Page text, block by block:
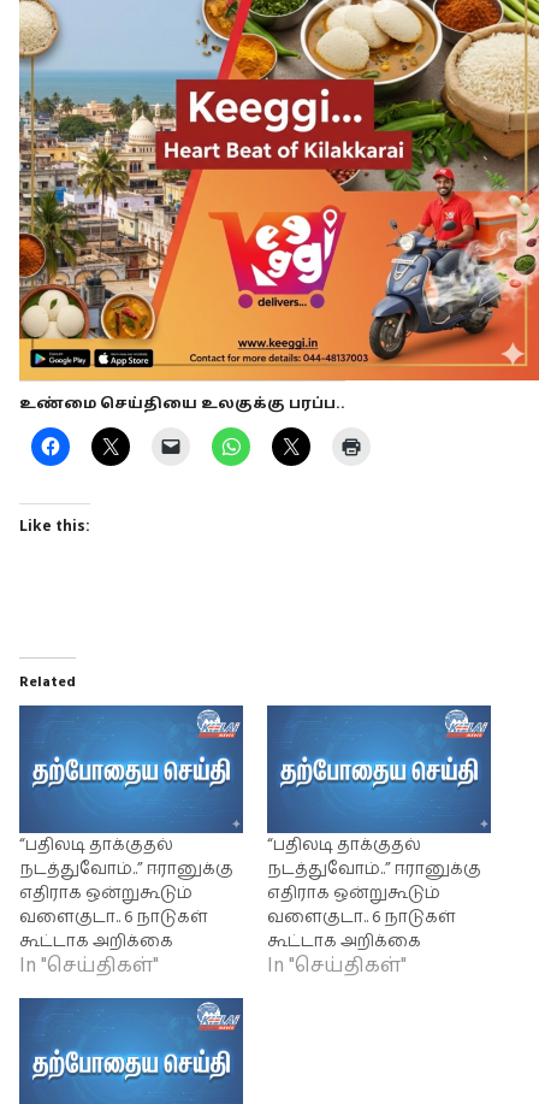
உண்மை செய்தியை உலகுக்கு பரப்ப..
Like this:
Related
“பதிலடி தாக்குதல்
நடத்துவோம்..” ஈரானுக்கு
எதிராக ஒன்றுகூடும்
வளைகுடா.. 6 நாடுகள்
கூட்டாக அறிக்கை
In "செய்திகள்"
“பதிலடி தாக்குதல்
நடத்துவோம்..” ஈரானுக்கு
எதிராக ஒன்றுகூடும்
வளைகுடா.. 6 நாடுகள்
கூட்டாக அறிக்கை
In "செய்திகள்"